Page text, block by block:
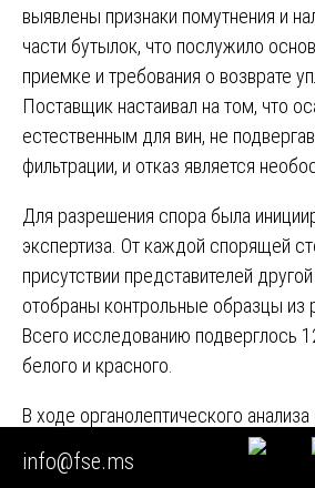
выявлены признаки помутнения и
части бутылок, что послужило
приемке и требования о возврате
Поставщик настаивал на том, что
естественным для вин, не
фильтрации, и отказ является
Для разрешения спора была
экспертиза. От каждой спорящей
присутствии представителей
отобраны контрольные образцы из
Всего исследованию подверглось
белого и красного.
В ходе органолептического
что исследуемые образцы имеют
вкусе и аромате, нехарактерные для
info@fse.ms